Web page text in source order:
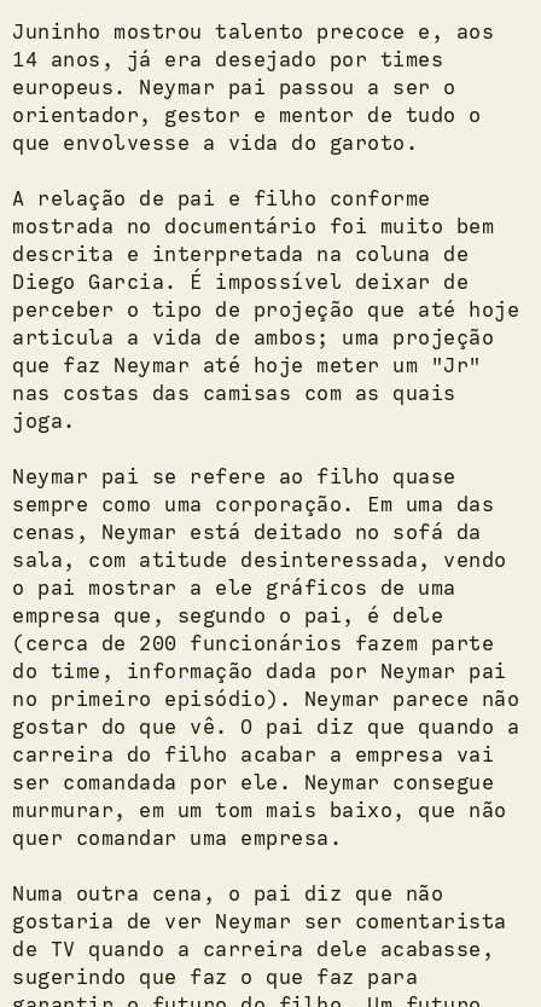
Juninho mostrou talento precoce e, aos
14 anos, já era desejado por times
europeus. Neymar pai passou a ser o
orientador, gestor e mentor de tudo o
que envolvesse a vida do garoto.
A relação de pai e filho conforme
mostrada no documentário foi muito bem
descrita e interpretada na coluna de
Diego Garcia. É impossível deixar de
perceber o tipo de projeção que até hoje
articula a vida de ambos; uma projeção
que faz Neymar até hoje meter um "Jr"
nas costas das camisas com as quais
joga.
Neymar pai se refere ao filho quase
sempre como uma corporação. Em uma das
cenas, Neymar está deitado no sofá da
sala, com atitude desinteressada, vendo
o pai mostrar a ele gráficos de uma
empresa que, segundo o pai, é dele
(cerca de 200 funcionários fazem parte
do time, informação dada por Neymar pai
no primeiro episódio). Neymar parece não
gostar do que vê. O pai diz que quando a
carreira do filho acabar a empresa vai
ser comandada por ele. Neymar consegue
murmurar, em um tom mais baixo, que não
quer comandar uma empresa.
Numa outra cena, o pai diz que não
gostaria de ver Neymar ser comentarista
de TV quando a carreira dele acabasse,
sugerindo que faz o que faz para